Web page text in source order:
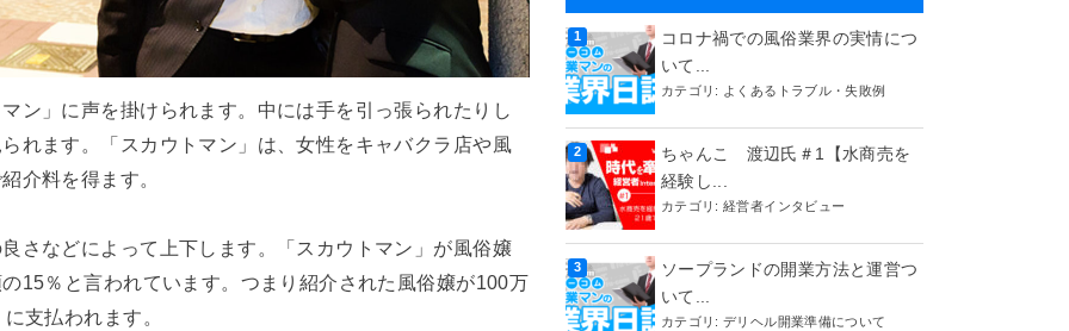
ン」に声を掛けられます。中には手を引っ張られたりし
れます。「スカウトマン」は、女性をキャバクラ店や風
介料を得ます。
さなどによって上下します。「スカウトマン」が風俗嬢
15％と言われています。つまり紹介された風俗嬢が100万
支払われます。
コロナ禍での風俗業界の実情につ
いて...
カテゴリ: よくあるトラブル・失敗例
ちゃんこ 渡辺氏＃1【水商売を
経験し...
カテゴリ:経営者インタビュー
ソープランドの開業方法と運営つ
いて...
カテゴリ:デリヘル開業準備について